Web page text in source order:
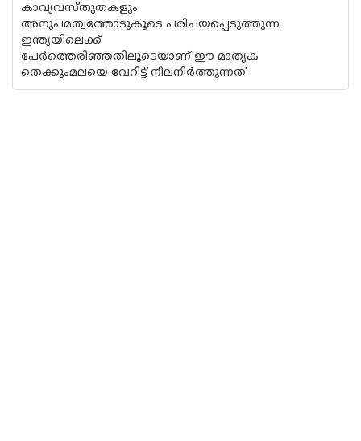
കാവ്യവസ്തുതകളും
അനുപമത്വത്തോടുകൂടെ പരിചയപ്പെടുത്തുന്ന
ഇന്ത്യയിലെക്ക്
പേര്‍ത്തെരിഞ്ഞതിലൂടെയാണ് ഈ മാതൃക
തെക്കുംമലയെ വേറിട്ട് നിലനിര്‍ത്തുന്നത്.